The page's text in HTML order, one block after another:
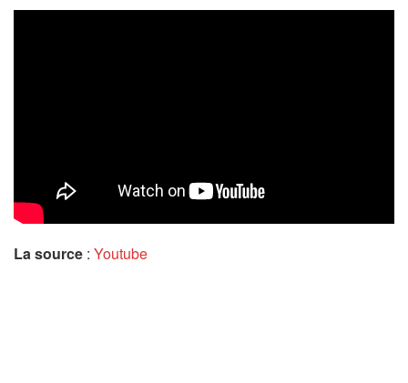
La source : Youtube